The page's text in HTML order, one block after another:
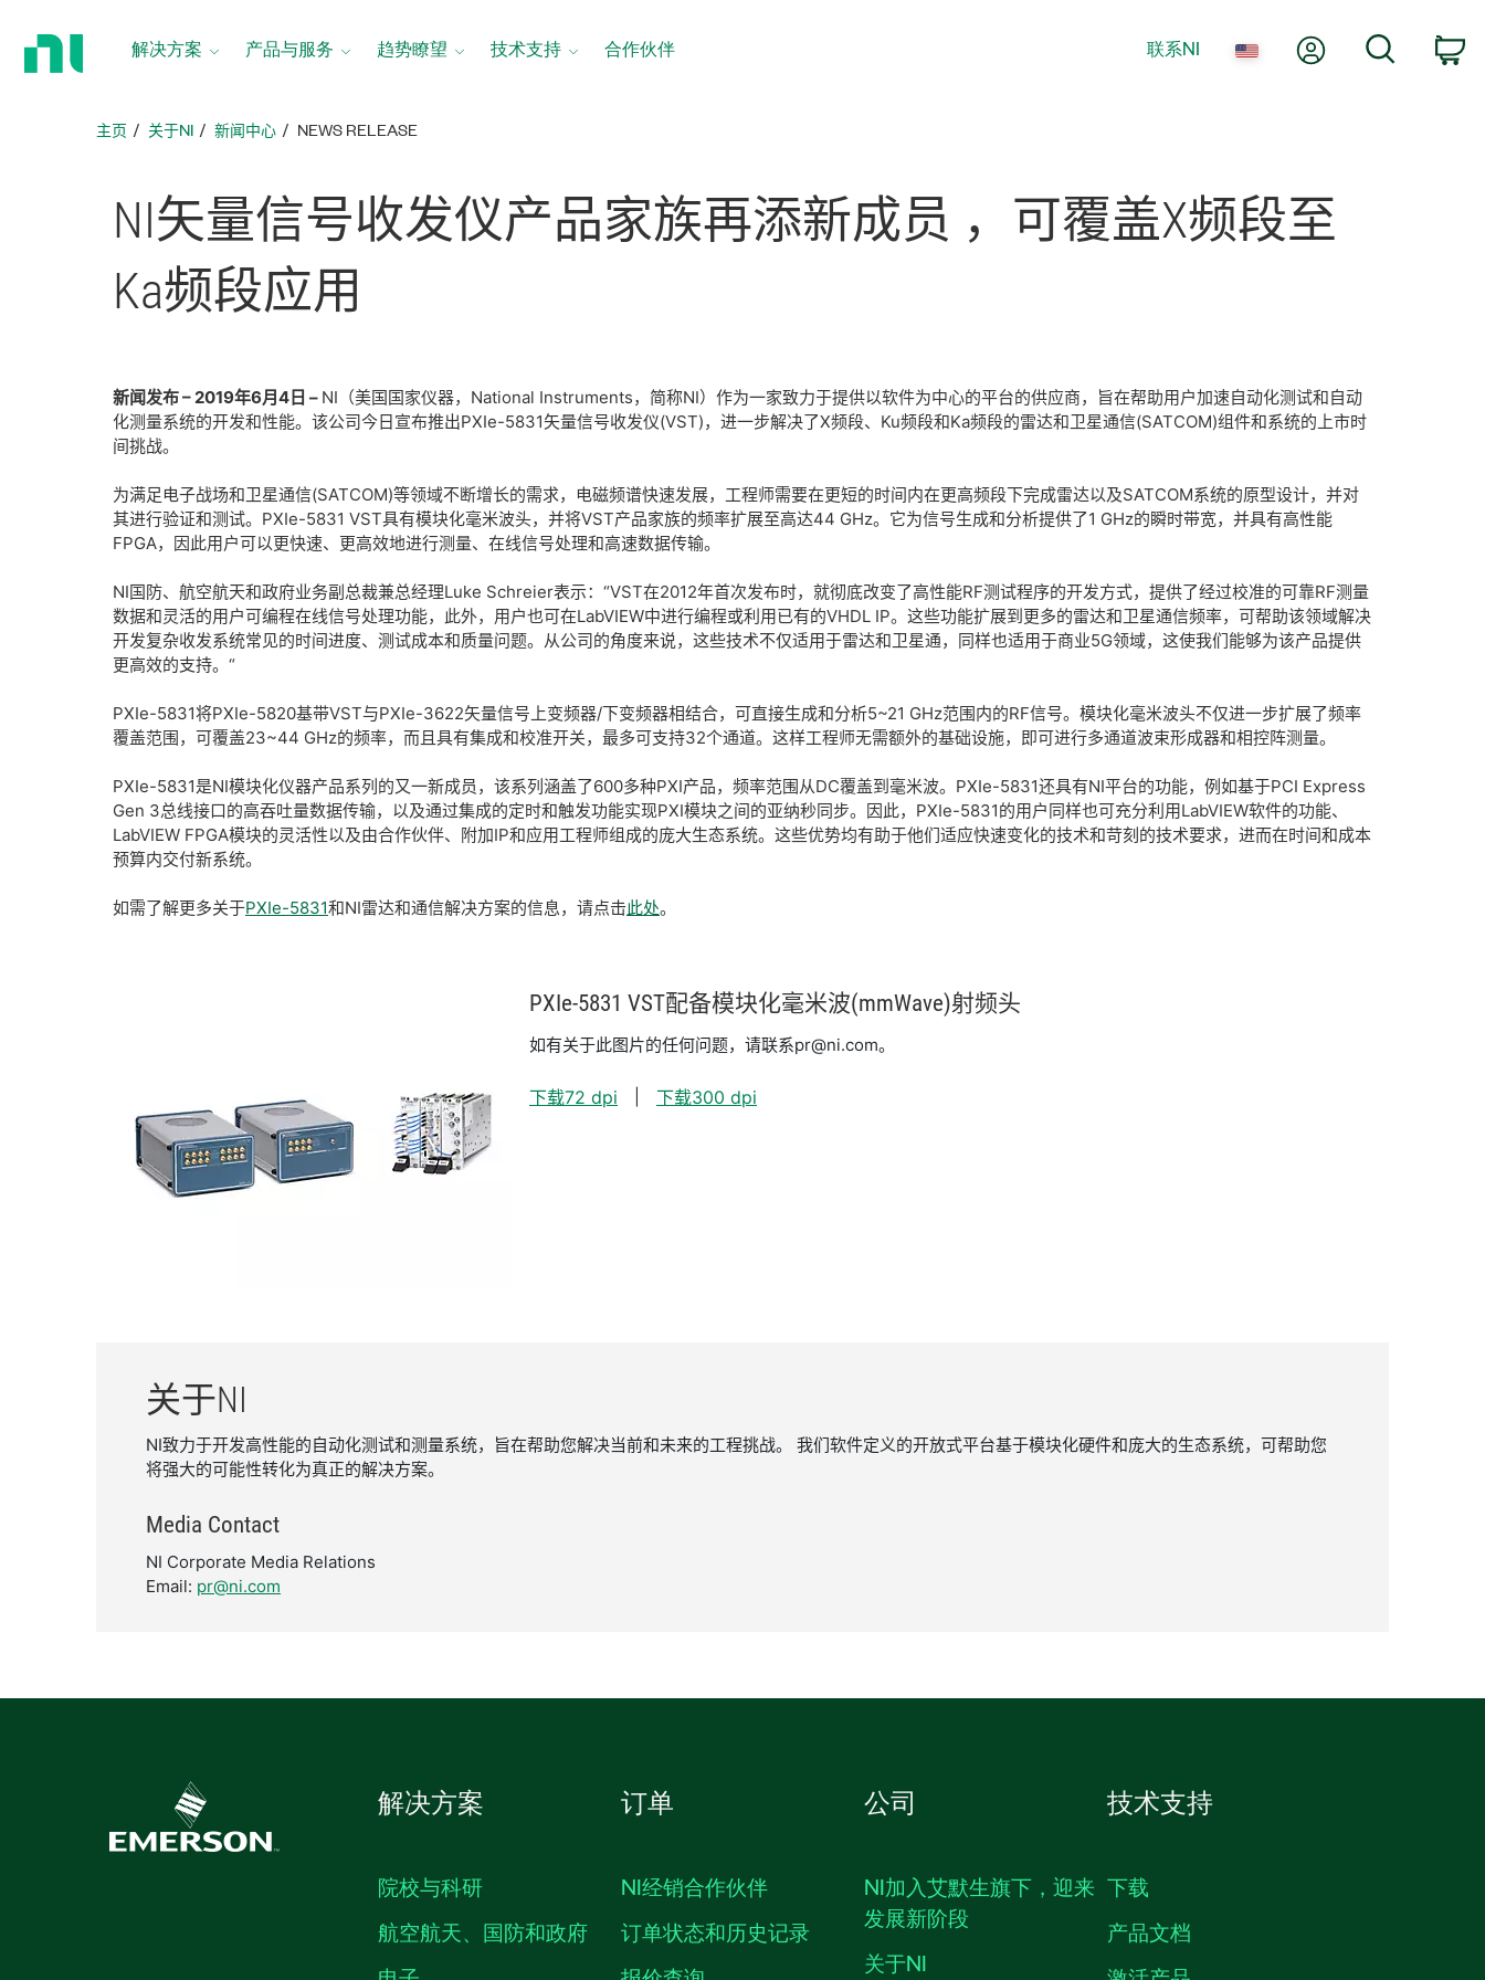
解决方案 产品与服务 趋势瞭望 技术支持 合作伙伴 联系NI 我的账户
主页 关于NI​ 新闻中心 NEWS RELEASE
NI矢量信号收发仪产品家族再添新成员 ， 可覆盖X频段至
Ka频段应用
新闻发布 – 2019年6月4日 – NI（美国国家仪器，National Instruments，简称NI）作为一家致力于提供以软件为中心的平台的供应商，旨在帮助用户加速自动化测试和自动
化测量系统的开发和性能。该公司今日宣布推出PXIe-5831矢量信号收发仪(VST)，进一步解决了X频段、Ku频段和Ka频段的雷达和卫星通信(SATCOM)组件和系统的上市时
间挑战。
为满足电子战场和卫星通信(SATCOM)等领域不断增长的需求，电磁频谱快速发展，工程师需要在更短的时间内在更高频段下完成雷达以及SATCOM系统的原型设计，并对
其进行验证和测试。PXIe-5831 VST具有模块化毫米波头，并将VST产品家族的频率扩展至高达44 GHz。它为信号生成和分析提供了1 GHz的瞬时带宽，并具有高性能
FPGA，因此用户可以更快速、更高效地进行测量、在线信号处理和高速数据传输。
NI国防、航空航天和政府业务副总裁兼总经理Luke Schreier表示：“VST在2012年首次发布时，就彻底改变了高性能RF测试程序的开发方式，提供了经过校准的可靠RF测量
数据和灵活的用户可编程在线信号处理功能，此外，用户也可在LabVIEW中进行编程或利用已有的VHDL IP。这些功能扩展到更多的雷达和卫星通信频率，可帮助该领域解决
开发复杂收发系统常见的时间进度、测试成本和质量问题。从公司的角度来说，这些技术不仅适用于雷达和卫星通，同样也适用于商业5G领域，这使我们能够为该产品提供
更高效的支持。“
PXIe-5831将PXIe-5820基带VST与PXIe-3622矢量信号上变频器/下变频器相结合，可直接生成和分析5~21 GHz范围内的RF信号。模块化毫米波头不仅进一步扩展了频率
覆盖范围，可覆盖23~44 GHz的频率，而且具有集成和校准开关，最多可支持32个通道。这样工程师无需额外的基础设施，即可进行多通道波束形成器和相控阵测量。
PXIe-5831是NI模块化仪器产品系列的又一新成员，该系列涵盖了600多种PXI产品，频率范围从DC覆盖到毫米波。PXIe-5831还具有NI平台的功能，例如基于PCI Express
Gen 3总线接口的高吞吐量数据传输，以及通过集成的定时和触发功能实现PXI模块之间的亚纳秒同步。因此，PXIe-5831的用户同样也可充分利用LabVIEW软件的功能、
LabVIEW FPGA模块的灵活性以及由合作伙伴、附加IP和应用工程师组成的庞大生态系统。这些优势均有助于他们适应快速变化的技术和苛刻的技术要求，进而在时间和成本
预算内交付新系统。
如需了解更多关于PXIe-5831和NI雷达和通信解决方案的信息，请点击此处。
PXIe-5831 VST配备模块化毫米波(mmWave)射频头
如有关于此图片的任何问题，请联系pr@ni.com。
下载72 dpi 下载300 dpi
关于NI​
NI致力于开发高性能的自动化测试和测量系统，旨在帮助您解决当前和未来的工程挑战。 我们软件定义的开放式平台基于模块化硬件和庞大的生态系统，可帮助您
将强大的可能性转化为真正的解决方案。
Media Contact
NI Corporate Media Relations
Email: pr@ni.com
解决方案
院校与科研
航空航天、国防和政府
订单
NI经销合作伙伴
订单状态和历史记录
公司
NI加入艾默生旗下，迎来
发展新阶段
关于NI
技术支持
下载
产品文档